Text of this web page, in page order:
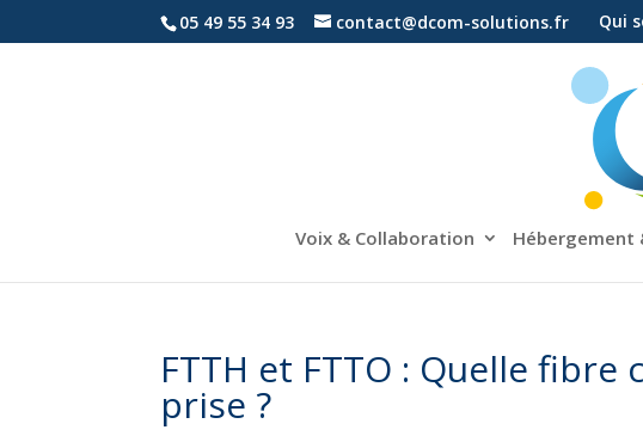
05 49 55 34 93 contact@dcom-solutions.fr Qui
Voix & Col­la­bo­ra­tion Hé­ber­ge­ment
FTTH et FTTO : Quelle
prise ?